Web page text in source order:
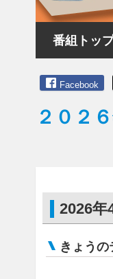
番組トッ
Facebook
２０２
2026年
きょうの